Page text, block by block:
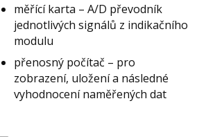
měřící karta – A/D převodník
jednotlivých signálů z indikačního
modulu
přenosný počítač – pro
zobrazení, uložení a následné
vyhodnocení naměřených dat